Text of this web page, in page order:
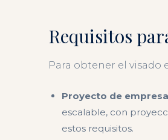
Requisitos
Para obtener el visado
Proyecto de
escalable, con
estos requisitos.